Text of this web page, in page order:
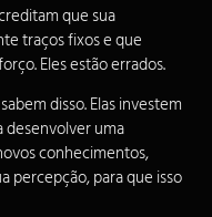
que sua
traços fixos e que
Eles estão errados.
disso. Elas investem
desenvolver uma
conhecimentos,
percepção, para que isso